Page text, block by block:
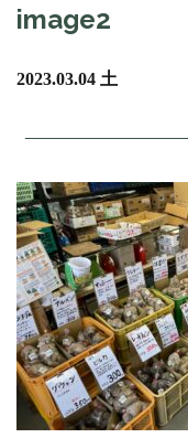
image2
2023.03.04 土